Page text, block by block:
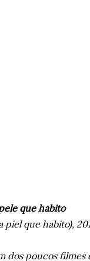
que habito
piel que habito),
dos poucos